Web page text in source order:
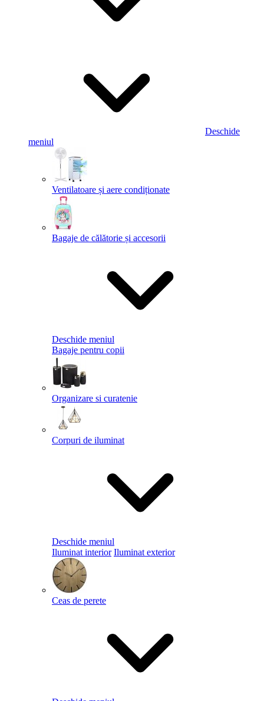
Deschide
meniul
Ventilatoare și aere condiționate
Bagaje de călătorie și accesorii
Deschide meniul
Bagaje pentru copii
Organizare si curatenie
Corpuri de iluminat
Deschide meniul
Iluminat interior Iluminat exterior
Ceas de perete